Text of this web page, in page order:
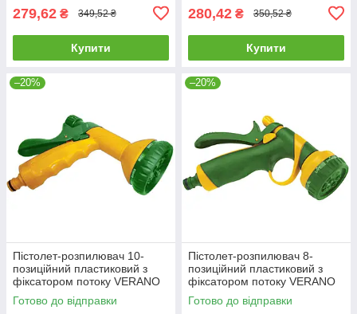
279,62 ₴ 349,52 ₴
Купити
280,42 ₴ 350,52 ₴
Купити
–20%
Пістолет-розпилювач 10-
позиційний пластиковий з
фіксатором потоку VERANO
72-010 |поливалка
розпилювач пістолет для
Готово до відправки
–20%
Пістолет-розпилювач 8-
позиційний пластиковий з
фіксатором потоку VERANO
72-012 |поливалка
розпилювач пістолет для
Готово до відправки